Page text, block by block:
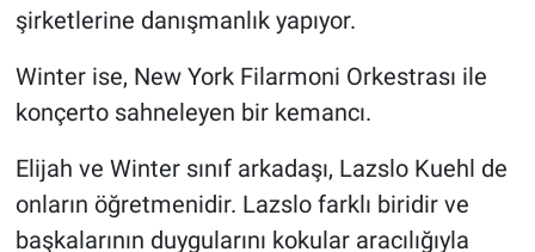
şirketlerine danışmanlık yapıyor.
Winter ise, New York Filarmoni Orkestrası ile
konçerto sahneleyen bir kemancı.
Elijah ve Winter sınıf arkadaşı, Lazslo Kuehl de
onların öğretmenidir. Lazslo farklı biridir ve
başkalarının duygularını kokular aracılığıyla